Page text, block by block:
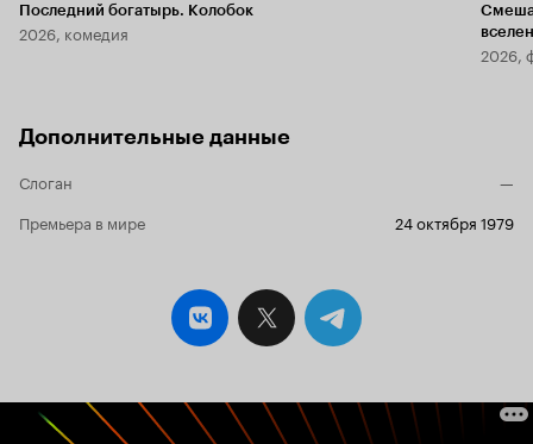
Последний богатырь. Колобок
2026, комедия
2026,
Дополнительные данные
Слоган
—
Премьера в мире
24 октября 1979